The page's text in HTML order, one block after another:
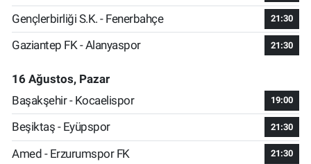
Gençlerbirliği S.K. - Fenerbahçe 21:30
Gaziantep FK - Alanyaspor 21:30
16 Ağustos, Pazar
Başakşehir - Kocaelispor
19:00
Beşiktaş - Eyüpspor 21:30
Amed - Erzurumspor FK 21:30